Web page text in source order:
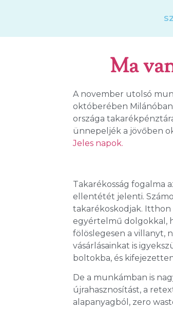
Ma
A november utolsó
októberében
országa
ünnepeljék a jövőben
Jeles napok.
Takarékosság fogalma
ellentétét jelenti.
takarékoskodjak. Itthon
egyértelmű dolgokkal,
fölöslegesen a villanyt,
vásárlásainkat is
boltokba, és
De a munkámban is
újrahasznosítást, a
alapanyagból, zero